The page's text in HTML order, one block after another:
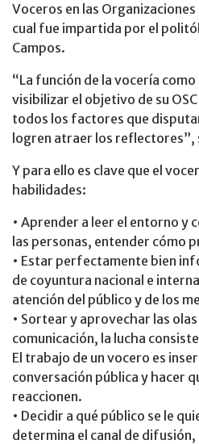
Voceros en las Organizaciones
cual fue impartida por el
Campos.
“La función de la vocería
visibilizar el objetivo de su
todos los factores que
logren atraer los reflectores”,
Y para ello es clave que el
habilidades:
• Aprender a leer el entorno y
las personas, entender cómo
• Estar perfectamente bien
de coyuntura nacional e
atención del público y de los
• Sortear y aprovechar las
comunicación, la lucha
El trabajo de un vocero es
conversación pública y hacer
reaccionen.
• Decidir a qué público se le
determina el canal de difusión,